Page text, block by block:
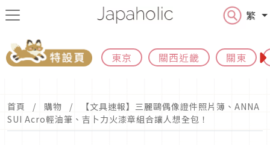
繁
東京 關西近畿 關東
首頁 購物
【文具速報】三麗鷗偶像證件照片簿、ANNA
SUI Acro輕油筆、吉卜力火漆章組合讓人想全包！